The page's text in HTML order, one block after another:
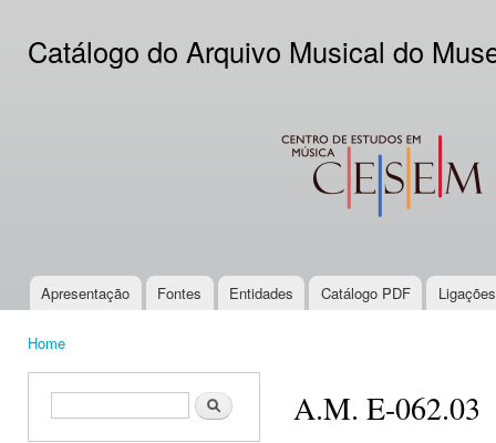
Catálogo do Arquivo Musical do
CESEM
Main menu
Apresentação Fontes Entidades Catálogo PDF
Home
Search form Search A.M. E-062.03